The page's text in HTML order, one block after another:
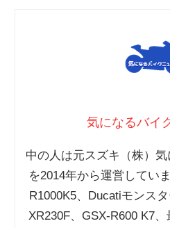
気になるバイ
中の人は元スズキ（株）
を2014年から運営してい
R1000K5、Ducatiモンス
XR230F、GSX-R600 K7